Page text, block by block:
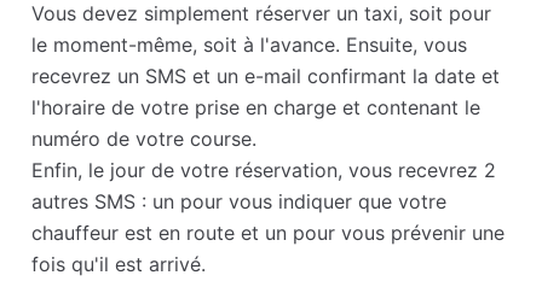
Vous devez simplement réserver un taxi, soit pour
le moment-même, soit à l'avance. Ensuite, vous
recevrez un SMS et un e-mail confirmant la date et
l'horaire de votre prise en charge et contenant le
numéro de votre course.
Enfin, le jour de votre réservation, vous recevrez 2
autres SMS : un pour vous indiquer que votre
chauffeur est en route et un pour vous prévenir une
fois qu'il est arrivé.